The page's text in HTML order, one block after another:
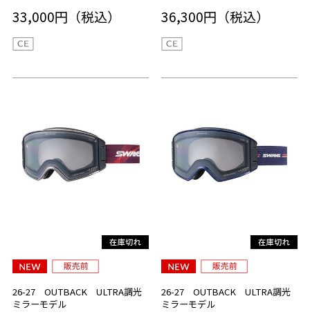
33,000円（税込） 36,300円（税込）
26-27 OUTBACK ULTRA調光
ミラーモデル
26-27 OUTBACK ULTRA調光
ミラーモデル